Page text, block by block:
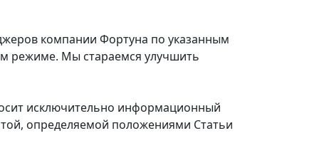
компании Фортуна по указанным
режиме. Мы стараемся улучшить
исключительно информационный
определяемой положениями Статьи